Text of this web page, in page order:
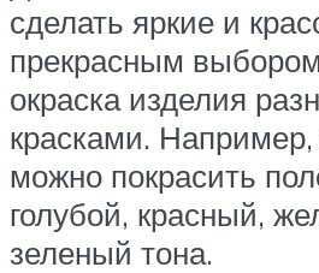
сделать яркие и
прекрасным
окраска изделия
красками.
можно покрасить
голубой, красный,
зеленый тона.